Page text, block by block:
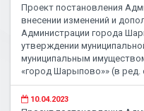
Проект постановления
внесении изменений и
Администрации города
утверждении
муниципальным
«город Шарыпово»» (в ред.
10.04.2023